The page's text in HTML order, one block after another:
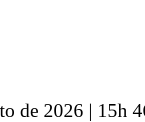
de 2026 | 15h